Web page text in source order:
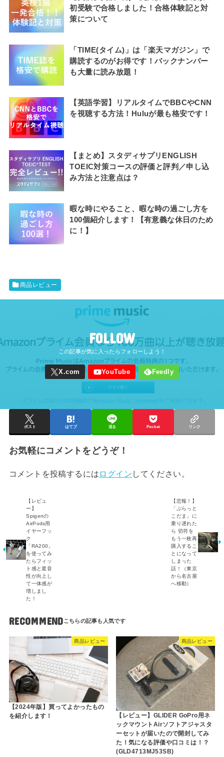
初受験で合格しました！合格体験記と対
策について
「TIME(タイム)」は「楽天マガジン」で
購読するのがお得です！バックナンバー
も大量に読み放題！
【英語学習】リアルタイムでBBCやCNN
を視聴する方法！Huluが最も格安です！
【まとめ】スタディサプリENGLISH
TOEIC対策コースの評価と評判／申し込
み方法と注意点は？
暇な時にやること、暇な時の過ごし方を
100個紹介します！【有意義な休日のため
に！】
商品レビュー
FOLLOW
ポスト はてブ 送る Pocket リンク
お気軽にコメントをどうぞ！
コメントを投稿するには ログイン してください。
【レビュ
ー】
Spigenの
AirPods用
イヤーフッ
ク
「RA200」
を使ってみ
たらフィッ
ト感と遮音
性が向上し
て一体感が
増しまし
た！
【悲報！】
「ぷらっと
こだま」に
乗り遅れた
ら 切符を
もう一枚再
購入するこ
とになって
しまった
話！（東京
から名古屋
へ移動）
RECOMMEND
商品レビュー
【2024年版】買ってよかったもの
を紹介します！
商品レビュー
【レビュー】GLIDER GoPro用ネ
ックマウントAirソフトアジャスタ
ーセットが届いたので開封してみ
た！気になる評価や口コミは！？
(GLD4713MJ53SB)